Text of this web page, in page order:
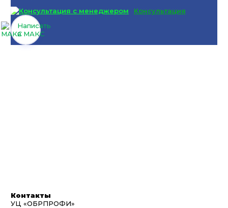
Консультация
Написать
в МАКС
Контакты
УЦ «ОБРПРОФИ»